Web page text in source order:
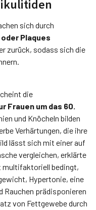
sich durch
Plaques
zurück, sodass sich die
die
Frauen um das 60.
und Knöcheln bilden
Verhärtungen, die ihre
lässt sich mit einer auf
vergleichen, erklärte
multifaktoriell bedingt,
Hypertonie, eine
prädisponieren
von Fettgewebe durch